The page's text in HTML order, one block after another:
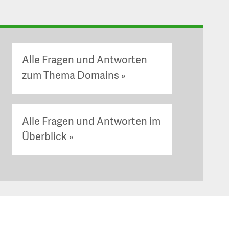
Alle Fragen und Antworten
zum Thema Domains
Alle Fragen und Antworten im
Überblick